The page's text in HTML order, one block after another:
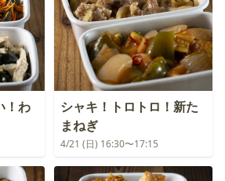
！わ
シャキ！トロトロ！新た
まねぎ
4/21 (日) 16:30〜17:15